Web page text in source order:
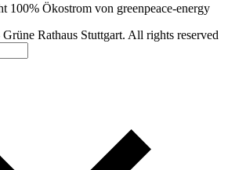
100% Ökostrom von greenpeace-energy
Rathaus Stuttgart. All rights reserved